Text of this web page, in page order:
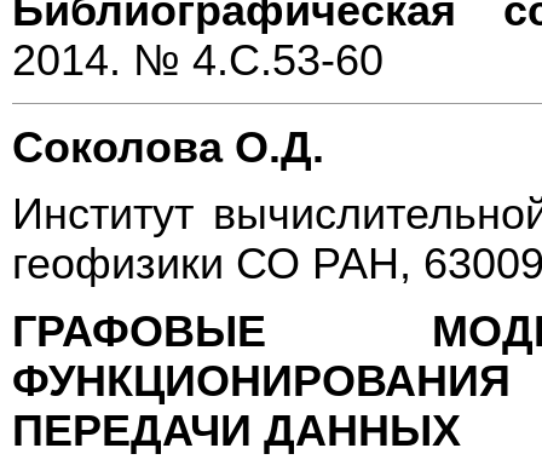
Библиографическая
2014. № 4.С.53-60
Соколова О.Д.
Институт
геофизики СО РАН,
ГРАФОВЫЕ
ПЕРЕДАЧИ ДАННЫХ